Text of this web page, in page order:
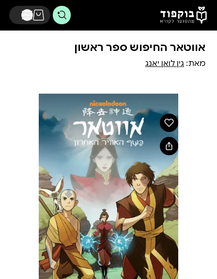
דלג לתוכן הראשי
אווטאר החיפוש ספר ראשון
מאת: גין לואן יאנג